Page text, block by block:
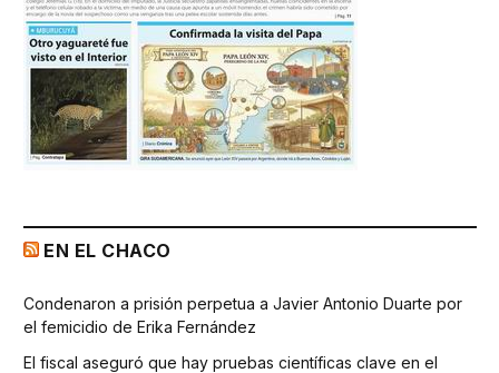
EN EL CHACO
Condenaron a prisión perpetua a Javier Antonio Duarte por
el femicidio de Erika Fernández
El fiscal aseguró que hay pruebas científicas clave en el